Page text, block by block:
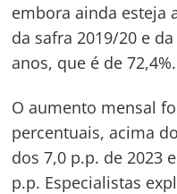
embora ainda esteja
da safra 2019/20 e
anos, que é de 72,4%.
O aumento mensal
percentuais, acima
dos 7,0 p.p. de 2023
p.p. Especialistas